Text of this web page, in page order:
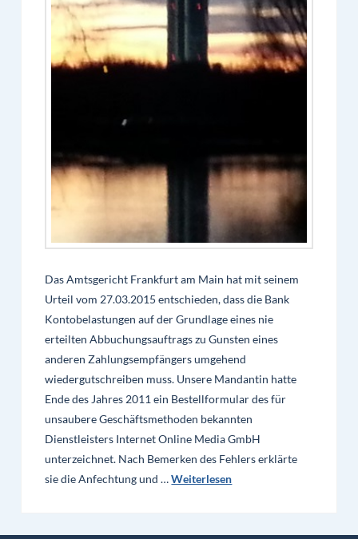
Das Amtsgericht Frankfurt am Main hat mit seinem
Urteil vom 27.03.2015 entschieden, dass die Bank
Kontobelastungen auf der Grundlage eines nie
erteilten Abbuchungsauftrags zu Gunsten eines
anderen Zahlungsempfängers umgehend
wiedergutschreiben muss. Unsere Mandantin hatte
Ende des Jahres 2011 ein Bestellformular des für
unsaubere Geschäftsmethoden bekannten
Dienstleisters Internet Online Media GmbH
unterzeichnet. Nach Bemerken des Fehlers erklärte
sie die Anfechtung und …Weiterlesen